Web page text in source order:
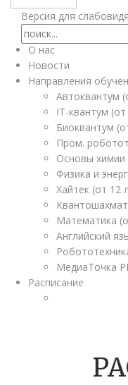
Версия для
О нас
Новости
Направления
Автоквантум
IT-квантум
Биоквантум
Пром.
Основы химии
Физика и
Хайтек (от 12
Математика
Английский
МедиаТочка
Расписание